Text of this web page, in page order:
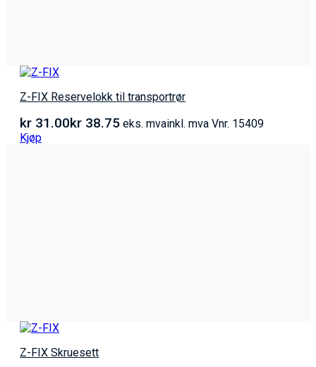
Z-FIX Reservelokk til transportrør
kr 31.00kr 38.75 eks. mvainkl. mva Vnr. 15409
Kjøp
Z-FIX Skruesett